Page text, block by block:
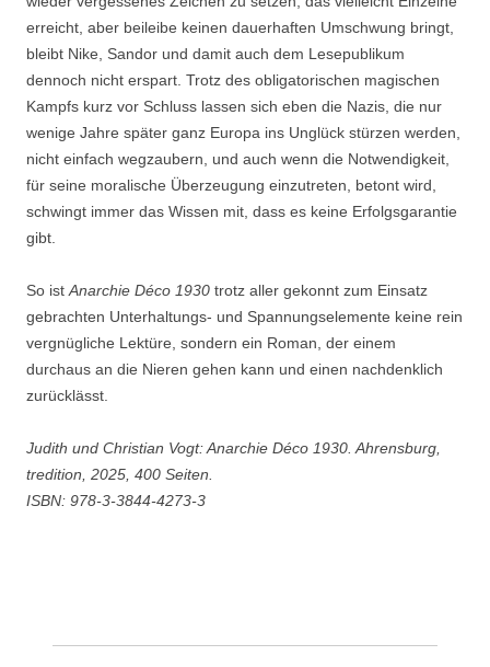
erreicht, aber beileibe keinen dauerhaften Umschwung bringt,
bleibt Nike, Sandor und damit auch dem Lesepublikum
dennoch nicht erspart. Trotz des obligatorischen magischen
Kampfs kurz vor Schluss lassen sich eben die Nazis, die nur
wenige Jahre später ganz Europa ins Unglück stürzen werden,
nicht einfach wegzaubern, und auch wenn die Notwendigkeit,
für seine moralische Überzeugung einzutreten, betont wird,
schwingt immer das Wissen mit, dass es keine Erfolgsgarantie
gibt.
So ist Anarchie Déco 1930 trotz aller gekonnt zum Einsatz
gebrachten Unterhaltungs- und Spannungselemente keine rein
vergnügliche Lektüre, sondern ein Roman, der einem
durchaus an die Nieren gehen kann und einen nachdenklich
zurücklässt.
Judith und Christian Vogt: Anarchie Déco 1930. Ahrensburg,
tredition, 2025, 400 Seiten.
ISBN: 978-3-3844-4273-3